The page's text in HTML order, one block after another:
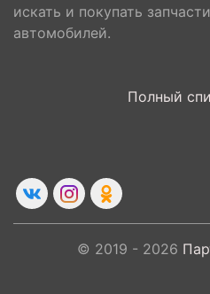
искать и покупать
автомобилей.
Полный
© 2019 - 2026